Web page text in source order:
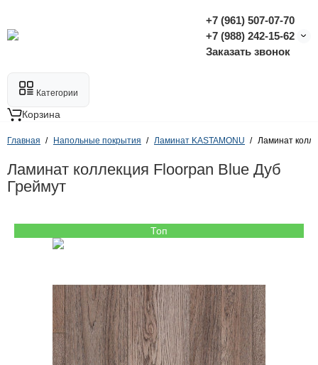
+7 (961) 507-07-70
+7 (988) 242-15-62
Заказать звонок
Категории
Корзина
Главная Напольные покрытия Ламинат KASTAMONU Ламинат
Ламинат коллекция Floorpan Blue Дуб
Греймут
Топ